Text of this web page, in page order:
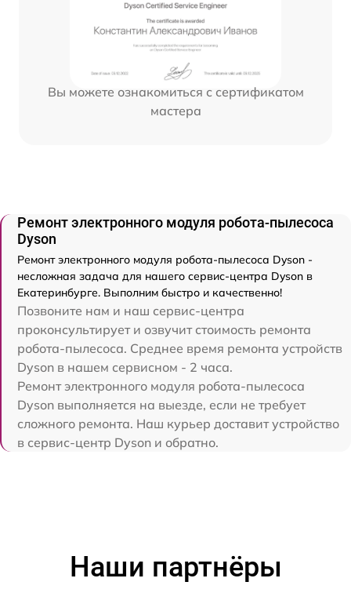
Вы можете ознакомиться с сертификатом
мастера
Ремонт электронного модуля робота-пылесоса
Dyson
Ремонт электронного модуля робота-пылесоса Dyson -
несложная задача для нашего сервис-центра Dyson в
Екатеринбурге. Выполним быстро и качественно!
Позвоните нам и наш сервис-центра
проконсультирует и озвучит стоимость ремонта
робота-пылесоса. Среднее время ремонта устройств
Dyson в нашем сервисном - 2 часа.
Ремонт электронного модуля робота-пылесоса
Dyson выполняется на выезде, если не требует
сложного ремонта. Наш курьер доставит устройство
в сервис-центр Dyson и обратно.
Наши партнёры